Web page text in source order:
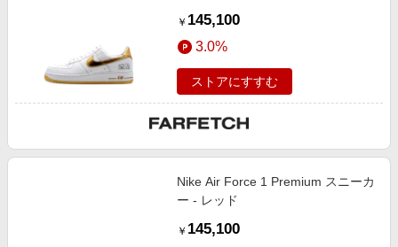
￥ 145,100
3.0%
ストアにすすむ
Nike Air Force 1 Premium スニーカ
ー - レッド
￥ 145,100